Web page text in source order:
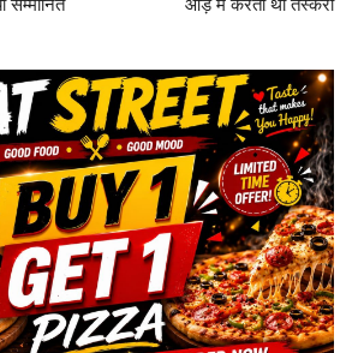
सम्मानित आड़ में करता था तस्करी